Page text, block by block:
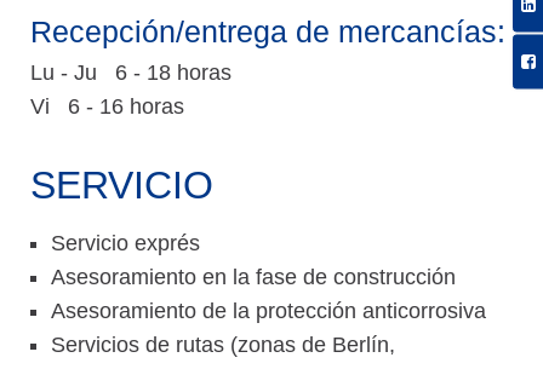
Recepción/entrega de mercancías:
Lu - Ju 6 - 18 horas
Vi 6 - 16 horas
SERVICIO
Servicio exprés
Asesoramiento en la fase de construcción
Asesoramiento de la protección anticorrosiva
Servicios de rutas (zonas de Berlín,